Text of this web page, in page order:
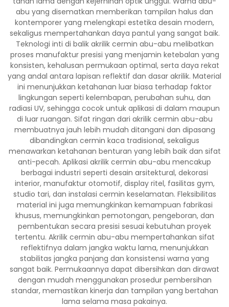
abu yang disematkan memberikan tampilan halus dan
kontemporer yang melengkapi estetika desain modern,
sekaligus mempertahankan daya pantul yang sangat baik.
Teknologi inti di balik akrilik cermin abu-abu melibatkan
proses manufaktur presisi yang menjamin ketebalan yang
konsisten, kehalusan permukaan optimal, serta daya rekat
yang andal antara lapisan reflektif dan dasar akrilik. Material
ini menunjukkan ketahanan luar biasa terhadap faktor
lingkungan seperti kelembapan, perubahan suhu, dan
radiasi UV, sehingga cocok untuk aplikasi di dalam maupun
di luar ruangan. Sifat ringan dari akrilik cermin abu-abu
membuatnya jauh lebih mudah ditangani dan dipasang
dibandingkan cermin kaca tradisional, sekaligus
menawarkan ketahanan benturan yang lebih baik dan sifat
anti-pecah. Aplikasi akrilik cermin abu-abu mencakup
berbagai industri seperti desain arsitektural, dekorasi
interior, manufaktur otomotif, display ritel, fasilitas gym,
studio tari, dan instalasi cermin keselamatan. Fleksibilitas
material ini juga memungkinkan kemampuan fabrikasi
khusus, memungkinkan pemotongan, pengeboran, dan
pembentukan secara presisi sesuai kebutuhan proyek
tertentu. Akrilik cermin abu-abu mempertahankan sifat
reflektifnya dalam jangka waktu lama, menunjukkan
stabilitas jangka panjang dan konsistensi warna yang
sangat baik. Permukaannya dapat dibersihkan dan dirawat
dengan mudah menggunakan prosedur pembersihan
standar, memastikan kinerja dan tampilan yang bertahan
lama selama masa pakainya.